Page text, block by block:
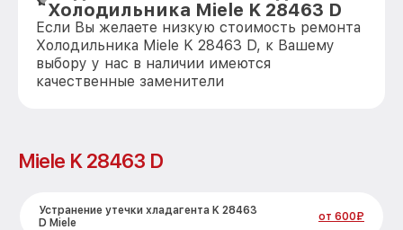
Холодильника Miele K 28463 D
Если Вы желаете низкую стоимость ремонта
Холодильника Miele K 28463 D, к Вашему
выбору у нас в наличии имеются
качественные заменители
Miele K 28463 D
Устранение утечки хладагента K 28463
D Miele
от 600₽